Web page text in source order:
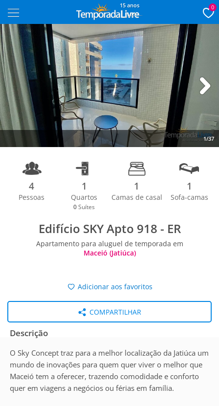
15 anos 0
1/37
4
Pessoas
1
Quartos
0 Suítes
1
Camas de casal
1
Sofa-camas
Edifício SKY Apto 918 - ER
Apartamento para aluguel de temporada em
Maceió (Jatiúca)
Adicionar aos favoritos
COMPARTILHAR
Descrição
O Sky Concept traz para a melhor localização da Jatiúca um
mundo de inovações para quem quer viver o melhor que
Maceió tem a oferecer, trazendo comodidade e conforto
quer em viagens a negócios ou férias em família.